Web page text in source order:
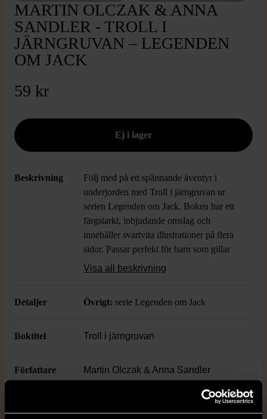
MARTIN OLCZAK & ANNA
SANDLER - TROLL I
JÄRNGRUVAN – LEGENDEN
OM JACK
59 kr
Beskrivning
Följ med på ett spännande äventyr i
underjorden med Troll i järngruvan ur
serien Legenden om Jack. Boken har ett
färgstarkt, inbjudande omslag och
innehåller svartvita illustrationer på flera
sidor. Passar perfekt för barn som gillar
äventyr och mystik. Inbunden med
Visa all beskrivning
Detaljer Övrigt: serie Legenden om Jack
Boktitel Troll i järngruvan
Författare Martin Olczak & Anna Sandler